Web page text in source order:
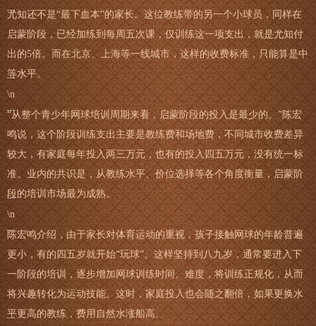
尤知还不是“最下血本”的家长。这位教练带的另一个小球员，同样在
启蒙阶段，已经加练到每周五次课，仅训练这一项支出，就是尤知付
出的5倍。而在北京、上海等一线城市，这样的收费标准，只能算是中
等水平。
\n
“从整个青少年网球培训周期来看，启蒙阶段的投入是最少的。”陈宏
鸣说，这个阶段训练支出主要是教练费和场地费，不同城市收费差异
较大，有家庭每年投入两三万元，也有的投入四五万元，没有统一标
准。业内的共识是，从教练水平、价位选择等各个角度衡量，启蒙阶
段的培训市场最为成熟。
\n
陈宏鸣介绍，由于家长对体育运动的重视，孩子接触网球的年龄普遍
更小，有的四五岁就开始“玩球”。这样坚持到八九岁，通常要进入下
一阶段的培训，逐步增加网球训练时间、难度，将训练正规化，从而
将兴趣转化为运动技能。这时，家庭投入也会随之翻倍，如果更换水
平更高的教练，费用自然水涨船高。